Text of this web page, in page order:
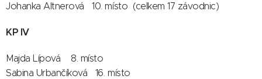
Johanka Altnerová 10. místo (celkem 17 závodnic)
KP IV
Majda Lípová 8. místo
Sabina Urbančíková 16. místo